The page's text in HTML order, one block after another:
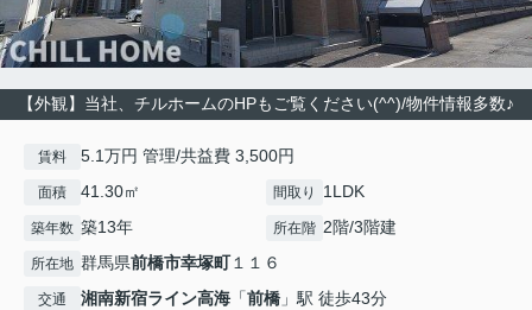
【外観】当社、チルホームのHPもご覧ください(^^)/物件情報多数♪
賃料 5.1万円 管理/共益費 3,500円
面積 41.30㎡ 間取り 1LDK
築年数 築13年 所在階 2階/3階建
所在地 群馬県前橋市幸塚町１１６
交通 湘南新宿ライン高海 「前橋 」駅 徒歩43分